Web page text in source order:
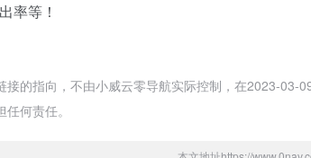
率等！
的指向，不由小威云零导航实际控制，在2023-03-
何责任。